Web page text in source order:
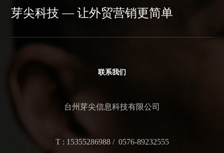
芽尖科技 — 让外贸营销更简单
联系我们
台州芽尖信息科技有限公司
T : 15355286988 / 0576-89232555